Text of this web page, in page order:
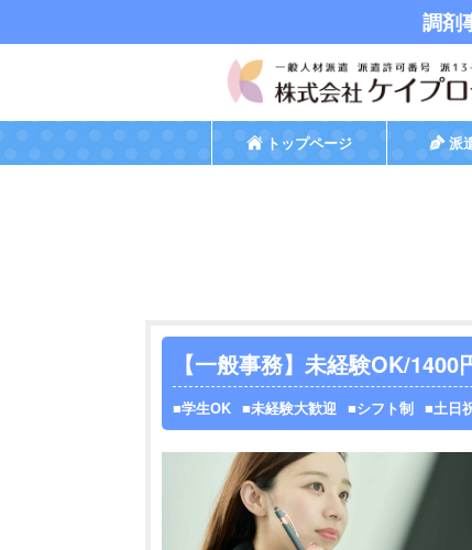
調剤
トップページ 派
【一般事務】未経験OK/1400
学生OK 未経験大歓迎 シフト制 土日